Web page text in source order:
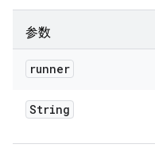
参数
runner
String